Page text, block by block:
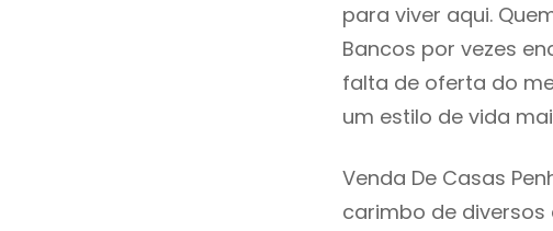
para viver aqui.
Bancos por vezes
falta de oferta do
um estilo de vida
Venda De Casas
carimbo de diversos